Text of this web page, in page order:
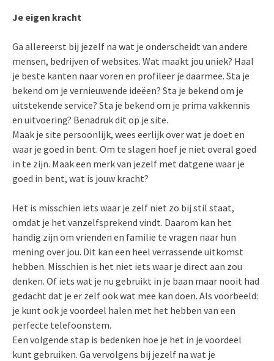
Je eigen kracht
Ga allereerst bij jezelf na wat je onderscheidt van andere
mensen, bedrijven of websites. Wat maakt jou uniek? Haal
je beste kanten naar voren en profileer je daarmee. Sta je
bekend om je vernieuwende ideëen? Sta je bekend om je
uitstekende service? Sta je bekend om je prima vakkennis
en uitvoering? Benadruk dit op je site.
Maak je site persoonlijk, wees eerlijk over wat je doet en
waar je goed in bent. Om te slagen hoef je niet overal goed
in te zijn. Maak een merk van jezelf met datgene waar je
goed in bent, wat is jouw kracht?
Het is misschien iets waar je zelf niet zo bij stil staat,
omdat je het vanzelfsprekend vindt. Daarom kan het
handig zijn om vrienden en familie te vragen naar hun
mening over jou. Dit kan een heel verrassende uitkomst
hebben. Misschien is het niet iets waar je direct aan zou
denken. Of iets wat je nu gebruikt in je baan maar nooit had
gedacht dat je er zelf ook wat mee kan doen. Als voorbeeld:
je kunt ook je voordeel halen met het hebben van een
perfecte telefoonstem.
Een volgende stap is bedenken hoe je het in je voordeel
kunt gebruiken. Ga vervolgens bij jezelf na wat je